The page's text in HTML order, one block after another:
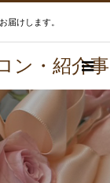
届けします。
ン・紹介事